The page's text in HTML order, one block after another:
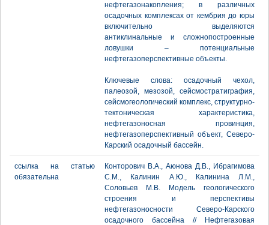
нефтегазонакопления; в различных
осадочных комплексах от кембрия до юры
включительно выделяются
антиклинальные и сложнопостроенные
ловушки – потенциальные
нефтегазоперспективные объекты.
Ключевые слова: осадочный чехол,
палеозой, мезозой, сейсмостратиграфия,
сейсмогеологический комплекс, структурно-
тектоническая характеристика,
нефтегазоносная провинция,
нефтегазоперспективный объект, Северо-
Карский осадочный бассейн.
ссылка на статью
обязательна
Конторович В.А., Аюнова Д.В., Ибрагимова
С.М., Калинин А.Ю., Калинина Л.М.,
Соловьев М.В. Модель геологического
строения и перспективы
нефтегазоносности Северо-Карского
осадочного бассейна // Нефтегазовая